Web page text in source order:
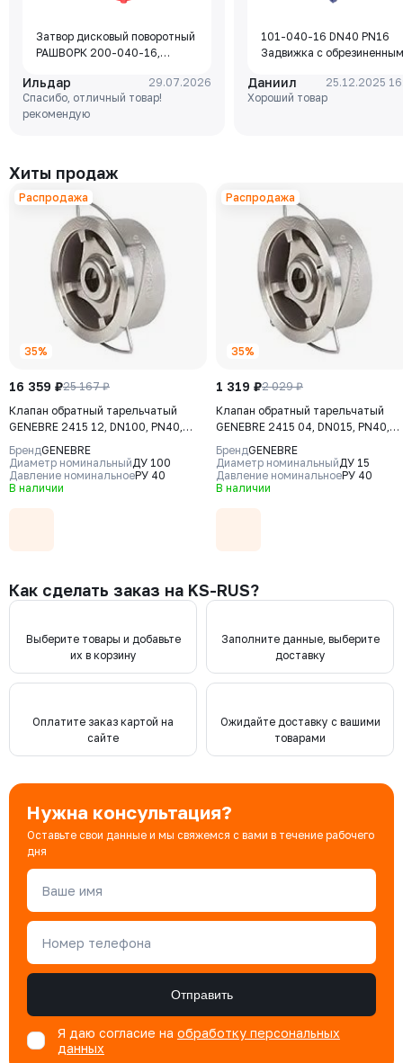
Затвор дисковый поворотный
РАШВОРК 200-040-16,
250 (GG25), диск - GJS-400-
15 (GGG40), уплотнение -
EPDM, М/Ф, рукоятка
Ильдар
29.07.2026
Спасибо, отличный товар!
рекомендую
101-040-16 DN40 PN16
Задвижка с обрезиненным
чугун, клин-EPDM,
Tmax=110°C Ф/Ф
Даниил
25.12.2025
Хороший товар
Хиты продаж
Распродажа
16 359 ₽25 167 ₽
35%
Клапан обратный тарельчатый
GENEBRE 2415 12, DN100, PN40,
корпус - CF8M (AISI316), диск -
CF8М (AISI316), М/Ф
БрендGENEBRE
Диаметр номинальныйДУ 100
Давление номинальноеРУ 40
В наличии
Распродажа
1 319 ₽2 029 ₽
35%
Клапан обратный тарельчатый
GENEBRE 2415 04, DN015, PN40,
корпус - CF8M (AISI316), диск -
CF8М (AISI316), М/Ф
БрендGENEBRE
Диаметр номинальныйДУ 15
Давление номинальноеРУ 40
В наличии
Как сделать заказ на KS-RUS?
Выберите товары и добавьте
их в корзину
Заполните данные, выберите
доставку
Оплатите заказ картой на
сайте
Ожидайте доставку с вашими
товарами
Нужна консультация?
Оставьте свои данные и мы свяжемся с вами в течение рабочего
дня
Ваше имя
Номер телефона
Отправить
Я даю согласие на обработку персональных
данных